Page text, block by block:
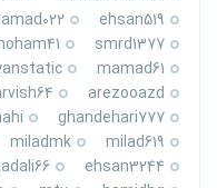
ehsan519
smrd1377
mamad61
arezooazd
ghandehari777
milad619
miladmk
ehsan3244